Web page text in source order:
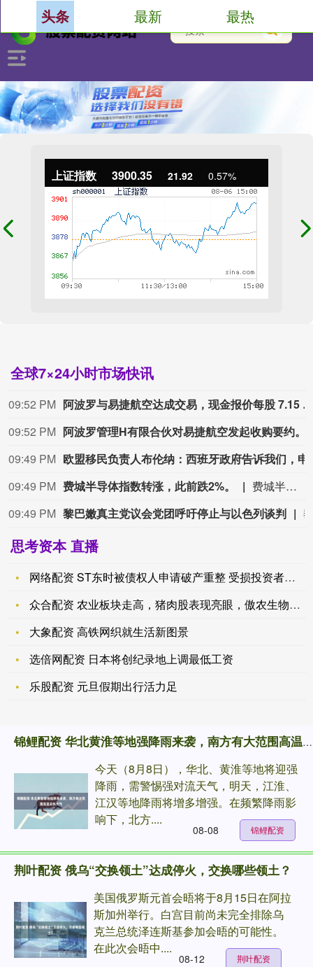
上证指数 3900.35 21.92 0.57%
全球7×24小时市场快讯
09:48 PM
09:47 PM LME锌现货延续涨势 市场担忧可交割资源不足
09:46 PM
09:46 PM 易捷航空股价下跌，在卡斯尔莱克宣布放弃收购后，该股最新跌幅为5.5%。
09:45 PM
思考资本 直播
网络配资 ST东时被债权人申请破产重整 受损投资者索赔通道已
众合配资 农业板块走高，猪肉股表现亮眼，傲农生物、天域生物涨
大象配资 高铁网织就生活新图景
选倍网配资 日本将创纪录地上调最低工资
乐股配资 元旦假期出行活力足
锦鲤配资 华北黄淮等地强降雨来袭，南方有大范围高温闷热天气
今天（8月8日），华北、黄淮等地将迎强
降雨，需警惕强对流天气，明天，江淮、
江汉等地降雨将增多增强。在频繁降雨影
响下，北方....
锦鲤配资
08-08
荆叶配资 俄乌“交换领土”达成停火，交换哪些领土？
美国俄罗斯元首会晤将于8月15日在阿拉
斯加州举行。白宫目前尚未完全排除乌
克兰总统泽连斯基参加会晤的可能性。
在此次会晤中....
荆叶配资
08-12
头条 最新 最热